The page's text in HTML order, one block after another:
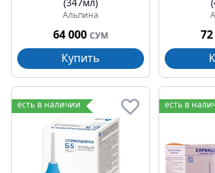
Альпина
64 000 СУМ
Купить
есть в наличии есть в